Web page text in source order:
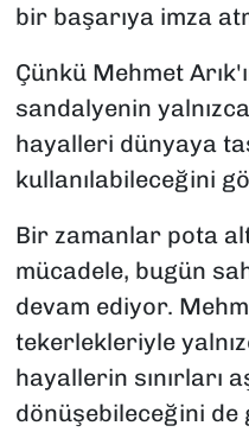
bir başarıya imza
Çünkü Mehmet
sandalyenin
hayalleri dünyaya
kullanılabileceğini
Bir zamanlar pota
mücadele, bugün
devam ediyor.
tekerlekleriyle
hayallerin sınırları
dönüşebileceğini